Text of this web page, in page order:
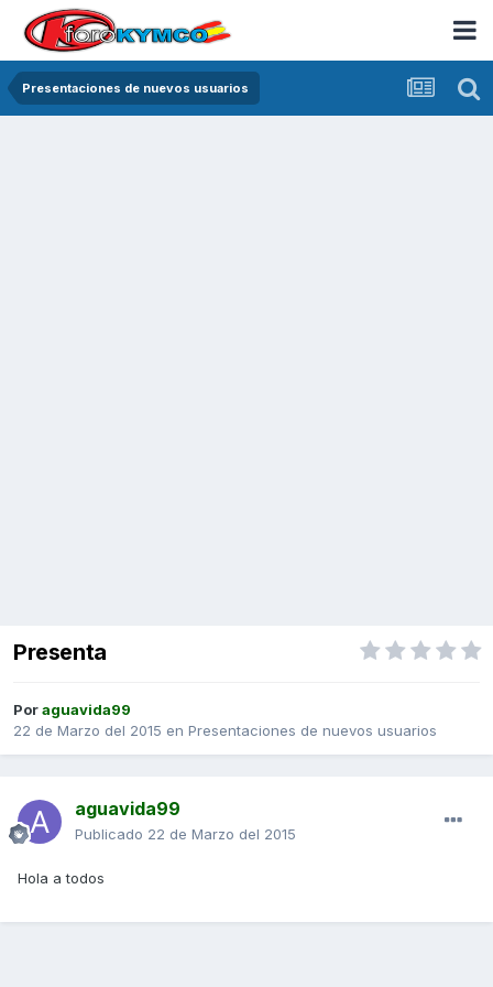
Presentaciones de nuevos usuarios
Presenta
Poraguavida99
22 de Marzo del 2015 en Presentaciones de nuevos usuarios
aguavida99
Publicado 22 de Marzo del 2015
Hola a todos